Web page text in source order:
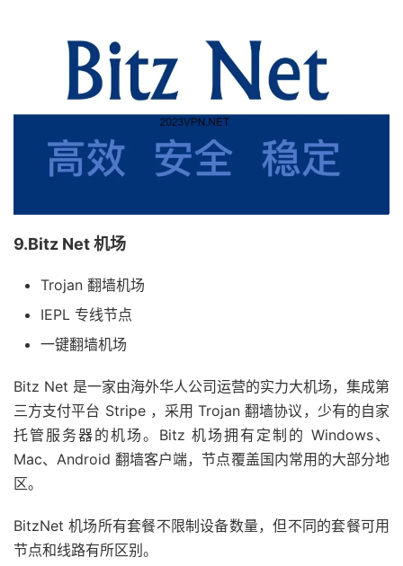
9.Bitz Net 机场
Trojan 翻墙机场
IEPL 专线节点
一键翻墙机场
Bitz Net 是一家由海外华人公司运营的实力大机场，集成第
三方支付平台 Stripe ，采用 Trojan 翻墙协议，少有的自家
托管服务器的机场。Bitz 机场拥有定制的 Windows、
Mac、Android 翻墙客户端，节点覆盖国内常用的大部分地
区。
BitzNet 机场所有套餐不限制设备数量，但不同的套餐可用
节点和线路有所区别。